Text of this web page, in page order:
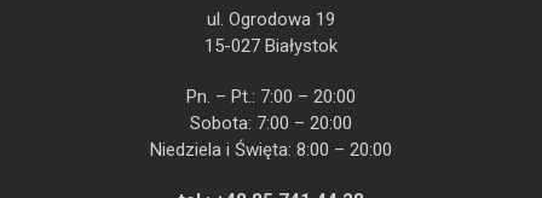
ul. Ogrodowa 19
15-027 Białystok
Pn. – Pt.: 7:00 – 20:00
Sobota: 7:00 – 20:00
Niedziela i Święta: 8:00 – 20:00